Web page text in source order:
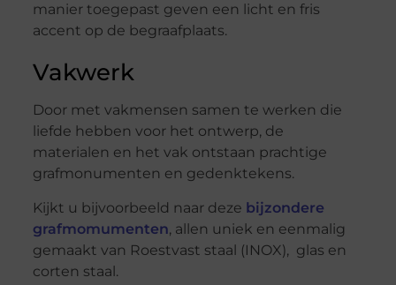
manier toegepast geven een licht en fris
accent op de begraafplaats.
Vakwerk
Door met vakmensen samen te werken die
liefde hebben voor het ontwerp, de
materialen en het vak ontstaan prachtige
grafmonumenten en gedenktekens.
Kijkt u bijvoorbeeld naar deze bijzondere
grafmomumenten, allen uniek en eenmalig
gemaakt van Roestvast staal (INOX), glas en
corten staal.